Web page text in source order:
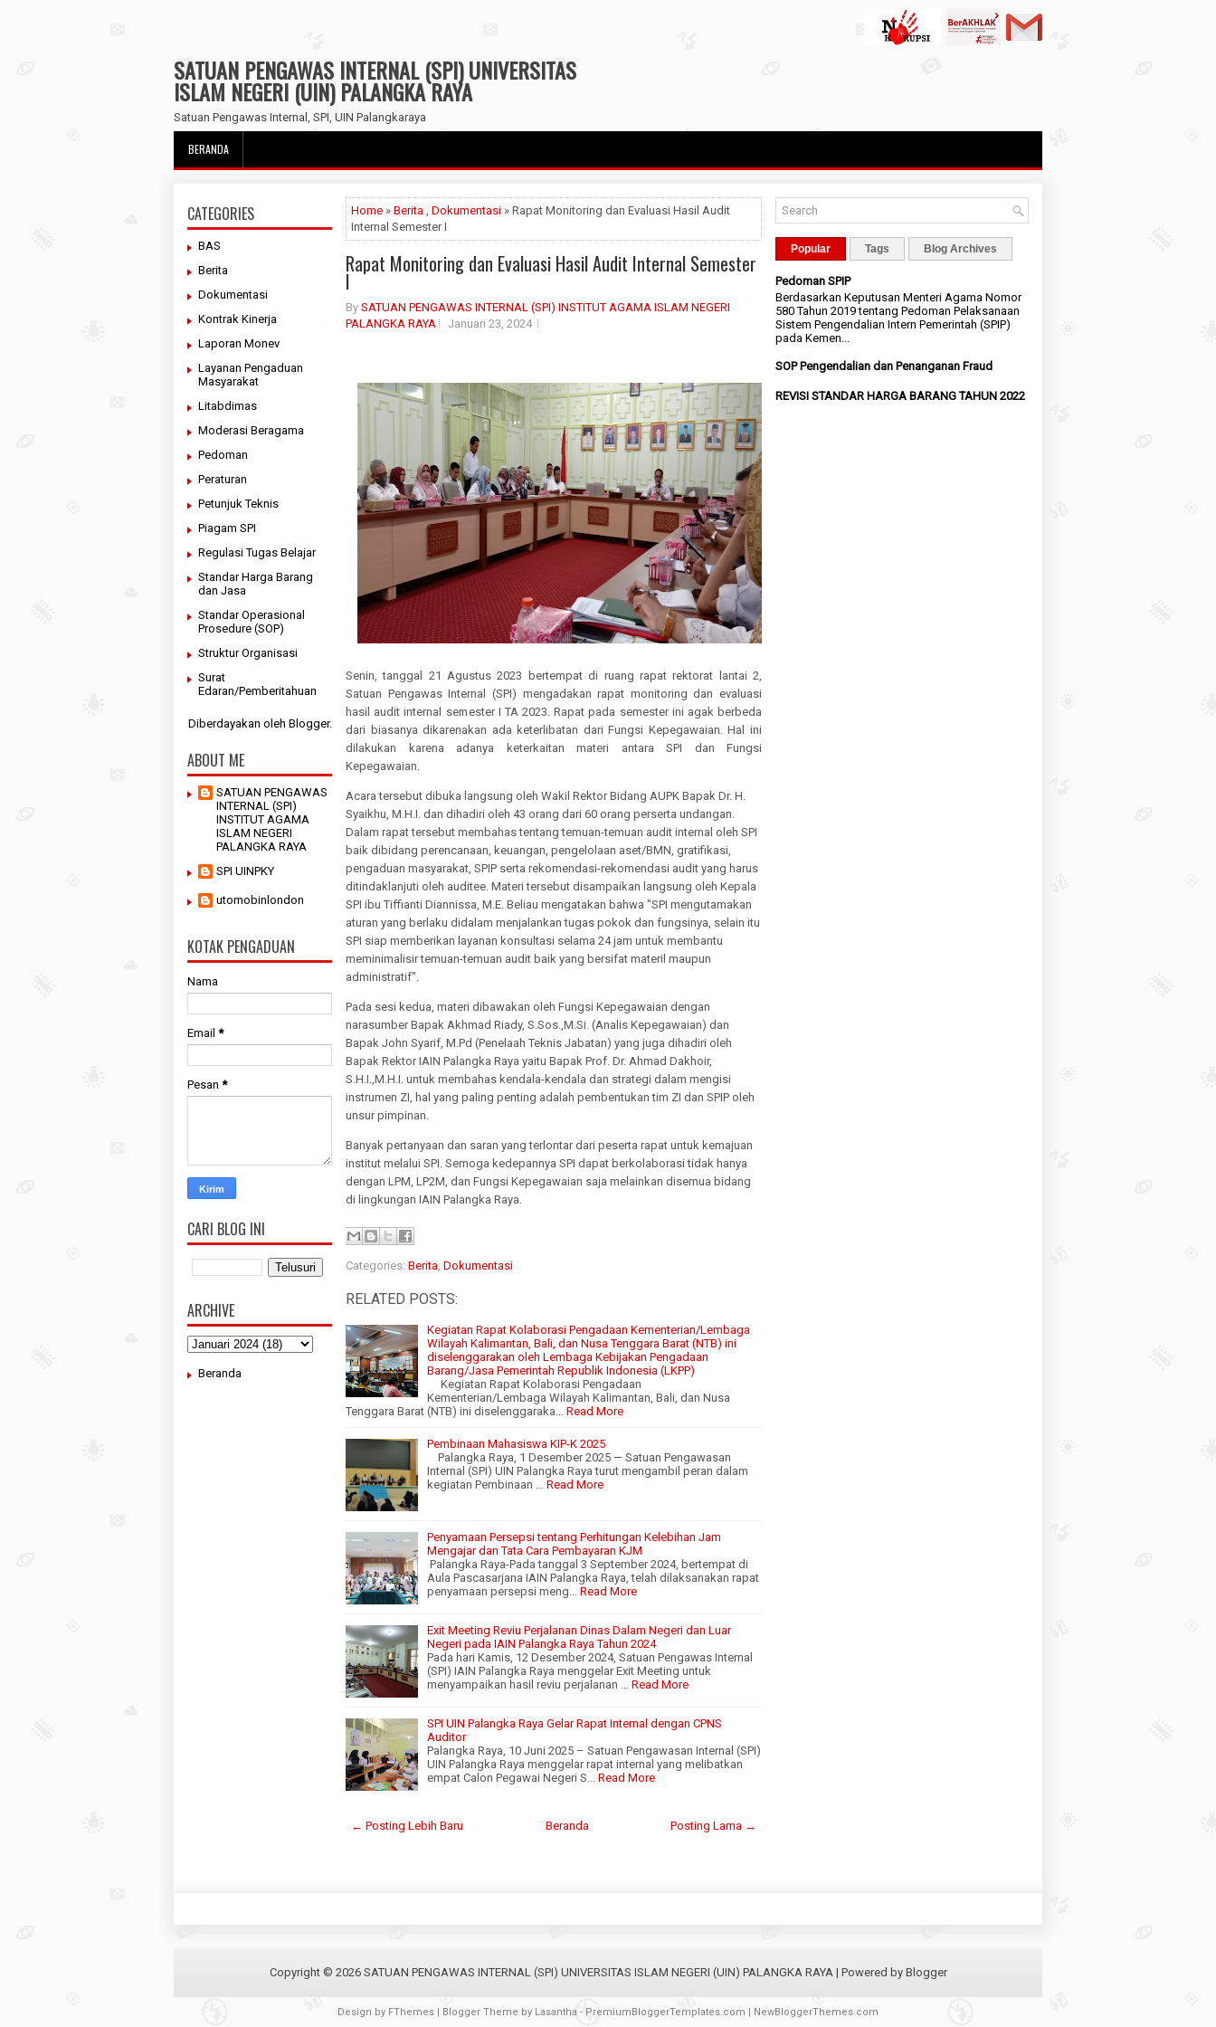
SATUAN PENGAWAS INTERNAL (SPI) UNIVERSITAS
ISLAM NEGERI (UIN) PALANGKA RAYA
Satuan Pengawas Internal, SPI, UIN Palangkaraya
BERANDA
CATEGORIES
BAS
Berita
Dokumentasi
Kontrak Kinerja
Laporan Monev
Layanan Pengaduan
Masyarakat
Litabdimas
Moderasi Beragama
Pedoman
Peraturan
Petunjuk Teknis
Piagam SPI
Regulasi Tugas Belajar
Standar Harga Barang
dan Jasa
Standar Operasional
Prosedure (SOP)
Struktur Organisasi
Surat
Edaran/Pemberitahuan
Diberdayakan oleh Blogger.
ABOUT ME
SATUAN PENGAWAS
INTERNAL (SPI)
INSTITUT AGAMA
ISLAM NEGERI
PALANGKA RAYA
SPI UINPKY
utomobinlondon
KOTAK PENGADUAN
Nama
Email *
Pesan *
CARI BLOG INI
ARCHIVE
Beranda
Home » Berita , Dokumentasi » Rapat Monitoring dan Evaluasi Hasil Audit
Internal Semester I
Rapat Monitoring dan Evaluasi Hasil Audit Internal Semester
I
By SATUAN PENGAWAS INTERNAL (SPI) INSTITUT AGAMA ISLAM NEGERI
PALANGKA RAYA
Januari 23, 2024
Senin, tanggal 21 Agustus 2023 bertempat di ruang rapat rektorat lantai 2,
Satuan Pengawas Internal (SPI) mengadakan rapat monitoring dan evaluasi
hasil audit internal semester I TA 2023. Rapat pada semester ini agak berbeda
dari biasanya dikarenakan ada keterlibatan dari Fungsi Kepegawaian. Hal ini
dilakukan karena adanya keterkaitan materi antara SPI dan Fungsi
Kepegawaian.
Acara tersebut dibuka langsung oleh Wakil Rektor Bidang AUPK Bapak Dr. H.
Syaikhu, M.H.I. dan dihadiri oleh 43 orang dari 60 orang perserta undangan.
Dalam rapat tersebut membahas tentang temuan-temuan audit internal oleh SPI
baik dibidang perencanaan, keuangan, pengelolaan aset/BMN, gratifikasi,
pengaduan masyarakat, SPIP serta rekomendasi-rekomendasi audit yang harus
ditindaklanjuti oleh auditee. Materi tersebut disampaikan langsung oleh Kepala
SPI ibu Tiffianti Diannissa, M.E. Beliau mengatakan bahwa "SPI mengutamakan
aturan yang berlaku didalam menjalankan tugas pokok dan fungsinya, selain itu
SPI siap memberikan layanan konsultasi selama 24 jam untuk membantu
meminimalisir temuan-temuan audit baik yang bersifat materil maupun
administratif".
Pada sesi kedua, materi dibawakan oleh Fungsi Kepegawaian dengan
narasumber Bapak Akhmad Riady, S.Sos.,M.Si. (Analis Kepegawaian) dan
Bapak John Syarif, M.Pd (Penelaah Teknis Jabatan) yang juga dihadiri oleh
Bapak Rektor IAIN Palangka Raya yaitu Bapak Prof. Dr. Ahmad Dakhoir,
S.H.I.,M.H.I. untuk membahas kendala-kendala dan strategi dalam mengisi
instrumen ZI, hal yang paling penting adalah pembentukan tim ZI dan SPIP oleh
unsur pimpinan.
Banyak pertanyaan dan saran yang terlontar dari peserta rapat untuk kemajuan
institut melalui SPI. Semoga kedepannya SPI dapat berkolaborasi tidak hanya
dengan LPM, LP2M, dan Fungsi Kepegawaian saja melainkan disemua bidang
di lingkungan IAIN Palangka Raya.
Categories: Berita Dokumentasi
RELATED POSTS:
Kegiatan Rapat Kolaborasi Pengadaan Kementerian/Lembaga
Wilayah Kalimantan, Bali, dan Nusa Tenggara Barat (NTB) ini
diselenggarakan oleh Lembaga Kebijakan Pengadaan
Barang/Jasa Pemerintah Republik Indonesia (LKPP)
Kegiatan Rapat Kolaborasi Pengadaan
Kementerian/Lembaga Wilayah Kalimantan, Bali, dan Nusa
Tenggara Barat (NTB) ini diselenggaraka…
Read More
Pembinaan Mahasiswa KIP-K 2025
Palangka Raya, 1 Desember 2025 — Satuan Pengawasan
Internal (SPI) UIN Palangka Raya turut mengambil peran dalam
kegiatan Pembinaan …
Read More
Penyamaan Persepsi tentang Perhitungan Kelebihan Jam
Mengajar dan Tata Cara Pembayaran KJM
Palangka Raya-Pada tanggal 3 September 2024, bertempat di
Aula Pascasarjana IAIN Palangka Raya, telah dilaksanakan rapat
penyamaan persepsi meng…
Read More
Exit Meeting Reviu Perjalanan Dinas Dalam Negeri dan Luar
Negeri pada IAIN Palangka Raya Tahun 2024
Pada hari Kamis, 12 Desember 2024, Satuan Pengawas Internal
(SPI) IAIN Palangka Raya menggelar Exit Meeting untuk
menyampaikan hasil reviu perjalanan …
Read More
SPI UIN Palangka Raya Gelar Rapat Internal dengan CPNS
Auditor
Palangka Raya, 10 Juni 2025 – Satuan Pengawasan Internal (SPI)
UIN Palangka Raya menggelar rapat internal yang melibatkan
empat Calon Pegawai Negeri S…
Read More
← Posting Lebih Baru Posting Lama →
Beranda
Popular Tags Blog Archives
Pedoman SPIP
Berdasarkan Keputusan Menteri Agama Nomor
580 Tahun 2019 tentang Pedoman Pelaksanaan
Sistem Pengendalian Intern Pemerintah (SPIP)
pada Kemen...
SOP Pengendalian dan Penanganan Fraud
REVISI STANDAR HARGA BARANG TAHUN 2022
Copyright © 2026 SATUAN PENGAWAS INTERNAL (SPI) UNIVERSITAS ISLAM NEGERI (UIN) PALANGKA RAYA | Powered by Blogger
Design by FThemes | Blogger Theme by Lasantha - PremiumBloggerTemplates.com | NewBloggerThemes.com